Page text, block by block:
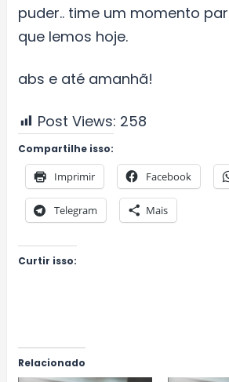
puder.. time um momento
que lemos hoje.
abs e até amanhã!
Post Views: 258
Compartilhe isso:
Imprimir Facebook
Telegram Mais
Curtir isso:
Relacionado